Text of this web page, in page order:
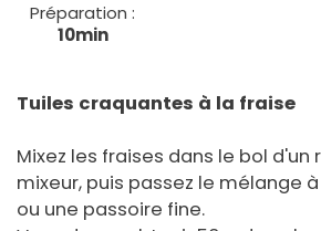
Préparation :
10min
Tuiles craquantes à la fraise
Mixez les fraises dans le bol
mixeur, puis passez le mélange
ou une passoire fine.